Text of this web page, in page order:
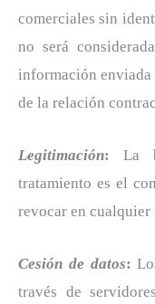
comerciales sin
no será
información
de la relación
Legitimación:
La
tratamiento es el
revocar en cualquier
Cesión de datos:
través de